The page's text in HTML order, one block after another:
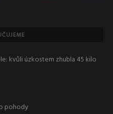
kvůli úzkostem zhubla 45 kilo
pohody